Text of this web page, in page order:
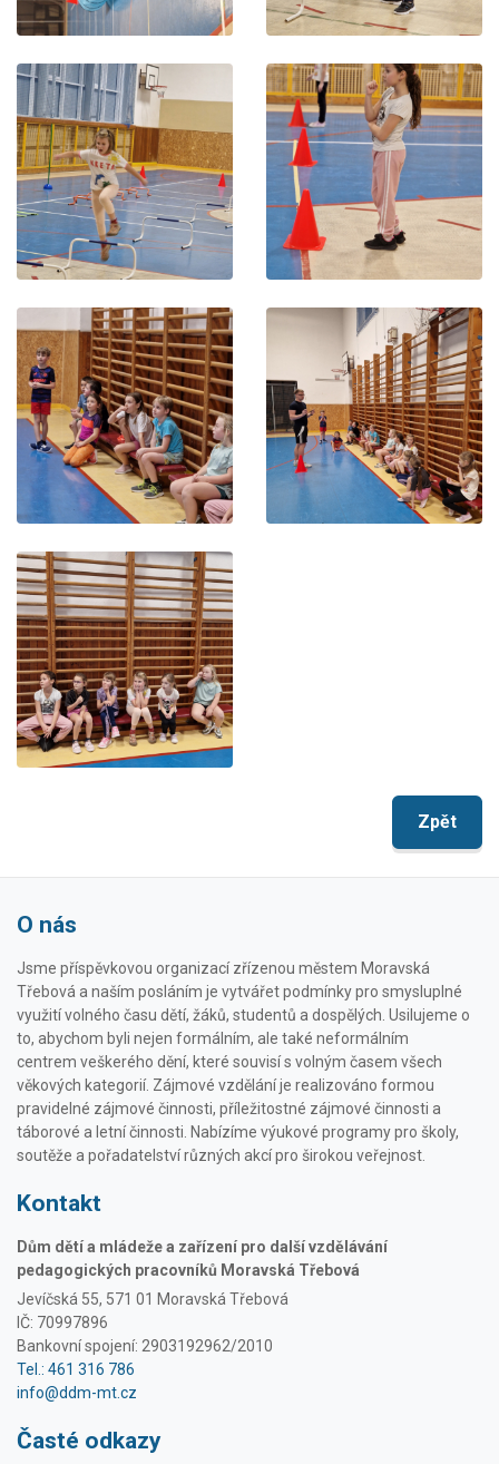
Zpět
O nás
Jsme příspěvkovou organizací zřízenou městem Moravská
Třebová a naším posláním je vytvářet podmínky pro smysluplné
využití volného času dětí, žáků, studentů a dospělých. Usilujeme o
to, abychom byli nejen formálním, ale také neformálním
centrem veškerého dění, které souvisí s volným časem všech
věkových kategorií. Zájmové vzdělání je realizováno formou
pravidelné zájmové činnosti, příležitostné zájmové činnosti a
táborové a letní činnosti. Nabízíme výukové programy pro školy,
soutěže a pořadatelství různých akcí pro širokou veřejnost.
Kontakt
Dům dětí a mládeže a zařízení pro další vzdělávání
pedagogických pracovníků Moravská Třebová
Jevíčská 55, 571 01 Moravská Třebová
IČ: 70997896
Bankovní spojení: 2903192962/2010
Tel.: 461 316 786
info@ddm-mt.cz
Časté odkazy